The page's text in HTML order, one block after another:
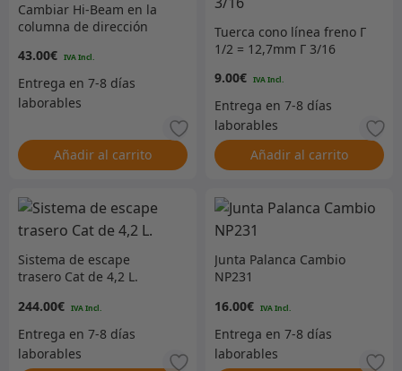
Cambiar Hi-Beam en la
columna de dirección
43.00€
Añadir al carrito
Tuerca cono línea freno Г
1/2 = 12,7mm Г 3/16
9.00€
Añadir al carrito
Sistema de escape
trasero Cat de 4,2 L.
244.00€
Junta Palanca Cambio
NP231
16.00€